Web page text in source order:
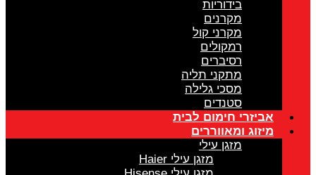
בידוריות
מקרנים
מקרני קול
רמקולים
רסיברים
מתקני תליה
מסכי גלילה
סטנדים
אביזרי חימום לבית
מיזוג ומאווררים
מזגן עילי
מזגן עילי Haier